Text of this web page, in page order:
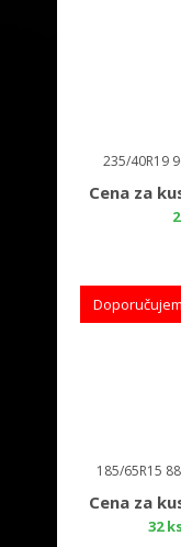
235/40R19
Cena za
185/65R15
Cena za
32